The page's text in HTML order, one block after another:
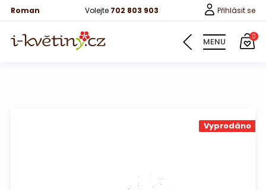
Roman Volejte 702 803 903 Přihlásit se
MENU 0
Vyprodáno